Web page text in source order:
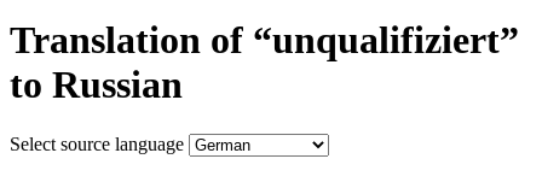
Translation of “unqualifiziert”
to Russian
Select source language